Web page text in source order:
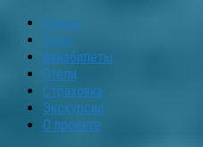
Отдых
Туры
Авиабилеты
Отели
Страховка
Экскурсии
О проекте